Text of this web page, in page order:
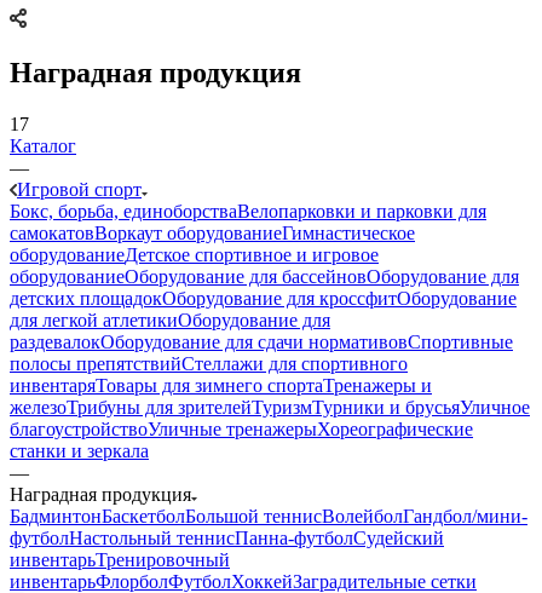
Наградная продукция
17
Каталог
—
Игровой спорт
Бокс, борьба, единоборстваВелопарковки и парковки для
самокатовВоркаут оборудованиеГимнастическое
оборудованиеДетское спортивное и игровое
оборудованиеОборудование для бассейновОборудование для
детских площадокОборудование для кроссфитОборудование
для легкой атлетикиОборудование для
раздевалокОборудование для сдачи нормативовСпортивные
полосы препятствийСтеллажи для спортивного
инвентаряТовары для зимнего спортаТренажеры и
железоТрибуны для зрителейТуризмТурники и брусьяУличное
благоустройствоУличные тренажерыХореографические
станки и зеркала
—
Наградная продукция
БадминтонБаскетболБольшой теннисВолейболГандбол/мини-
футболНастольный теннисПанна-футболСудейский
инвентарьТренировочный
инвентарьФлорболФутболХоккейЗаградительные сетки